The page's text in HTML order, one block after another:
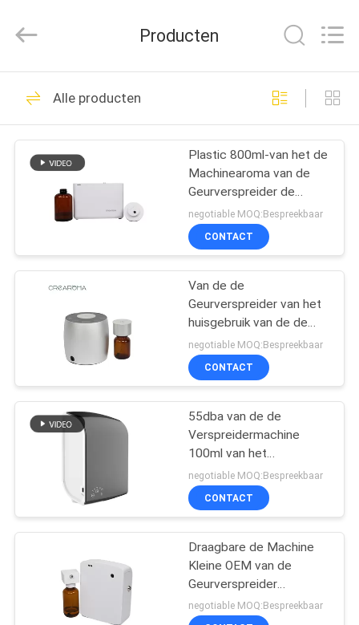
HUIS
PRODUCTEN
VIDEOS
SHOW
ONGEVEER
FABRIEKSREIS
KWALITEITSCONTROLE
CONTACTEER
ONS
NIEUWS
Online
Market.
Reserved.
De Machine van de
aromaverspreider
53
Geurverspreider
Machine
51
etherische olie
diffusormachine
75
Producten
Alle producten
Plastic 800ml-van het de
Machinearoma van de
Geurverspreider de
Overdrachtoem ODM
Certificatiegeurapparaat
negotiable MOQ:Bespreekbaar
CONTACT
Van de de
Geurverspreider van het
huisgebruik van de de
Machinestrook de
Kleuren Mooi Ontwerp
met Aluminiumomhulsel
negotiable MOQ:Bespreekbaar
CONTACT
55dba van de de
Verspreidermachine
100ml van het
lawaaiaroma zet de
Plastic Muur Etherische
olieverspreider op
negotiable MOQ:Bespreekbaar
CONTACT
Draagbare de Machine
Kleine OEM van de
Geurverspreider
Verstuivers Elektrische
Etherische olie 100ML
negotiable MOQ:Bespreekbaar